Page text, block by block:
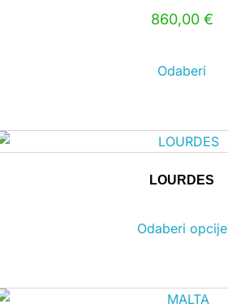
860,00 €
Odaberi
LOURDES
Odaberi opcije